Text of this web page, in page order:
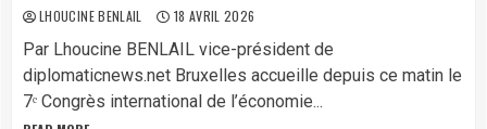
LHOUCINE BENLAIL 18 AVRIL 2026
Par Lhoucine BENLAIL vice-président de
diplomaticnews.net Bruxelles accueille depuis ce matin le
7ᵉ Congrès international de l’économie...